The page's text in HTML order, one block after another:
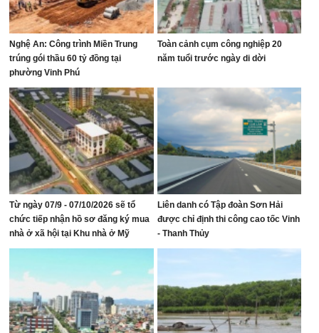
Nghệ An: Công trình Miền Trung
trúng gói thầu 60 tỷ đồng tại
phường Vinh Phú
Toàn cảnh cụm công nghiệp 20
năm tuổi trước ngày di dời
Từ ngày 07/9 - 07/10/2026 sẽ tổ
chức tiếp nhận hồ sơ đăng ký mua
nhà ở xã hội tại Khu nhà ở Mỹ
Thượng, phường Vinh Lộc
Liên danh có Tập đoàn Sơn Hải
được chỉ định thi công cao tốc Vinh
- Thanh Thủy